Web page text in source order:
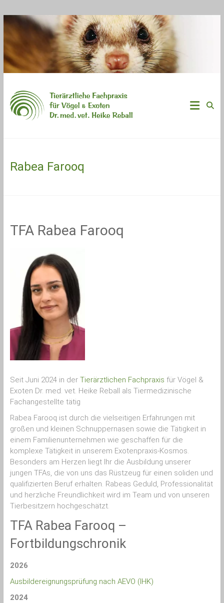
Zum
Inhalt
springen
Vogelpraxis
&
Vogelkundiger
Tierarzt
Exoten
München
Heimtiere
Vogelpraxis
Vogeltierarzt
München
München
|
reball.de
Rabea Farooq
TFA Rabea Farooq
Seit Juni 2024 in der Tierärztlichen Fachpraxis für Vögel &
Exoten Dr. med. vet. Heike Reball als Tiermedizinische
Fachangestellte tätig
Rabea Farooq ist durch die vielseitigen Erfahrungen mit
großen und kleinen Schnuppernasen sowie die Tätigkeit in
einem Familienunternehmen wie geschaffen für die
komplexe Tätigkeit in unserem Exotenpraxis-Kosmos.
Besonders am Herzen liegt Ihr die Ausbildung unserer
jungen TFAs, die von uns das Rüstzeug für einen soliden und
qualifizierten Beruf erhalten. Rabeas Geduld, Professionalität
und herzliche Freundlichkeit wird im Team und von unseren
Tierbesitzern hochgeschätzt.
TFA Rabea Farooq –
Fortbildungschronik
2026
Ausbildereignungsprüfung nach AEVO (IHK)
2024